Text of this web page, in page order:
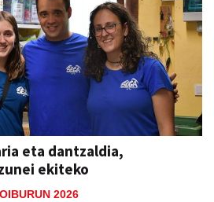
eta dantzaldia,
ekiteko
2026